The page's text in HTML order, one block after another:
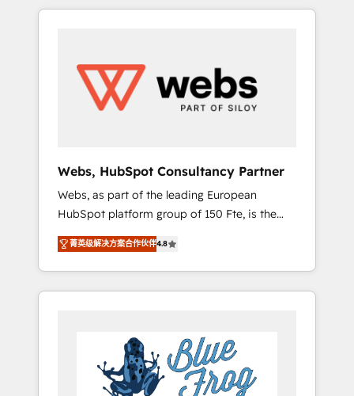
to global brands
HubSpot challenges and improve user
HubSpot for the first time 🔧 Designing and
optimising your HubSpot set-up for better
results 🌐 Website design and build using
using HubSpot Why us? - SIX HubSpot
Accreditations - awarded by HubSpot after a
rigorous process for CRM, Solutions
Architecture, Onboarding , Data Migration,
Custom Integration & Platform Enablement -
Onboarded over 500 businesses to HubSpot
-Top 1% of partners worldwide -In-house
HubSpot. www.bbdboom.com
Webs, HubSpot Consultancy Partner
Webs, as part of the leading European
HubSpot platform group of 150 Fte, is the
trusted Elite HubSpot CRM Partner offering
you a roadmap on maximizing EBITDA and
achieving Commercial Excellence. With our
targeted processes, we strengthen your
Implementation partner, we provide
expertise to drive your business forward.
Since 2015 we are fully dedicated to
菁英级解决方案合作伙伴4.8